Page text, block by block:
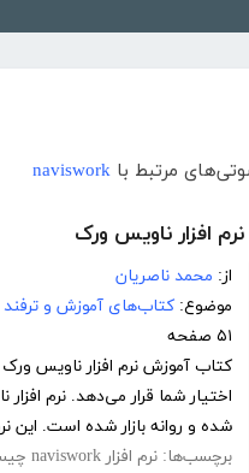
مرتبط با naviswork
افزار ناویس ورک
از: محمد ناصریان
موضوع: کتاب‌های آموزش و ترفند
۵۱ صفحه
کتاب آموزش نرم افزار ناویس ورک
اختیار شما قرار می‌دهد. نرم
شده و روانه بازار شده است. این
برچسب‌ها: نرم افزار naviswork چیست